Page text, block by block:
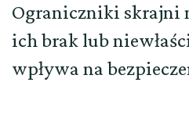
Ograniczniki skrajni
ich brak lub
wpływa na